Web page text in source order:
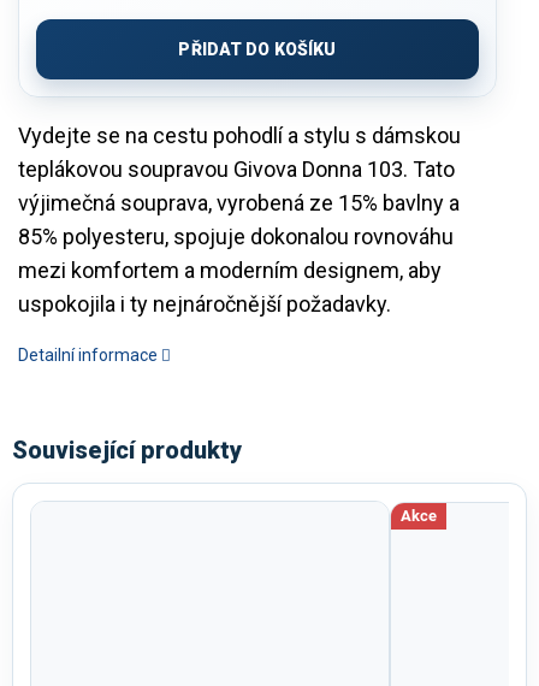
Vydejte se na cestu pohodlí a stylu s dámskou
teplákovou soupravou Givova Donna 103. Tato
výjimečná souprava, vyrobená ze 15% bavlny a
85% polyesteru, spojuje dokonalou rovnováhu
mezi komfortem a moderním designem, aby
uspokojila i ty nejnáročnější požadavky.
Detailní informace
cena:
PŘIDAT DO KOŠÍKU
Související produkty
Akce